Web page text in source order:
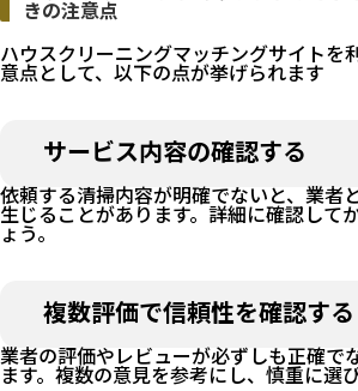
きの注意点
ハウスクリーニングマッチングサイトを
意点として、以下の点が挙げられます
サービス内容の確認する
依頼する清掃内容が明確でないと、業者
生じることがあります。詳細に確認して
ょう。
複数評価で信頼性を確認する
業者の評価やレビューが必ずしも正確で
ます。複数の意見を参考にし、慎重に選